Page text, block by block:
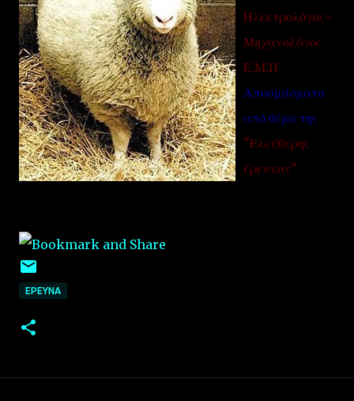
Ηλεκτρολόγος-
Μηχανολόγος
Ε.Μ.Π
Αποσμάσματα
από θέμα της
"Ελεύθερης
έρευνας"
EΡΕΥΝΑ